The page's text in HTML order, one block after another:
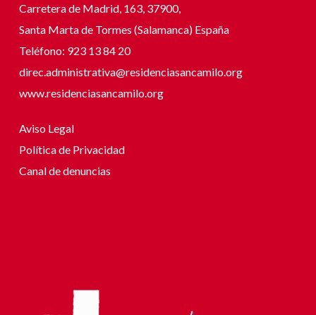
Carretera de Madrid, 163, 37900,
Santa Marta de Tormes (Salamanca) España
Teléfono: 923 13 84 20
direc.administrativa@residenciasancamilo.org
www.residenciasancamilo.org
Aviso Legal
Política de Privacidad
Canal de denuncias